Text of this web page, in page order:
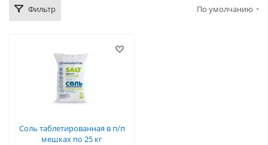
Фильтр По умолчанию
Соль таблетированная в п/п
мешках по 25 кг